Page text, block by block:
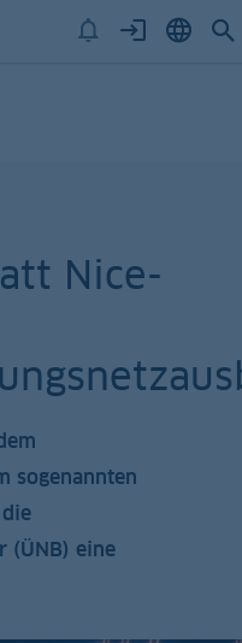
Nice-
sogenannten
(ÜNB) eine